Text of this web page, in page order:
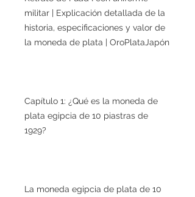
militar | Explicación detallada de la
historia, especificaciones y valor de
la moneda de plata | OroPlataJapón
Capítulo 1: ¿Qué es la moneda de
plata egipcia de 10 piastras de
1929?
La moneda egipcia de plata de 10